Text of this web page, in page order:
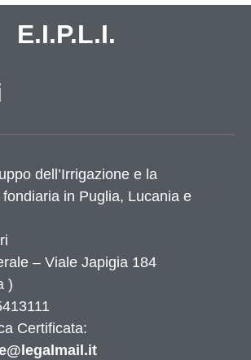
E.I.P.L.I.
dell’Irrigazione e la
in Puglia, Lucania e
– Viale Japigia 184
)
Certificata: